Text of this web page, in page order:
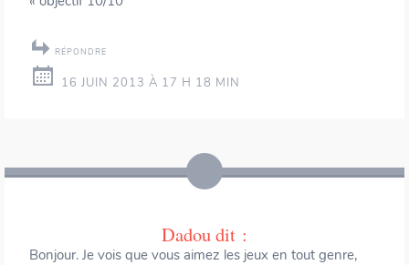
RÉPONDRE
16 JUIN 2013 À 17 H 18 MIN
Dadoudit :
Bonjour. Je vois que vous aimez les jeux en tout genre,